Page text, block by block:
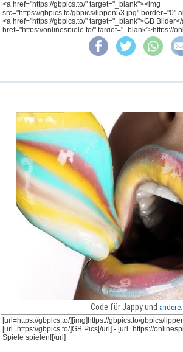
Code für Jappy und andere: